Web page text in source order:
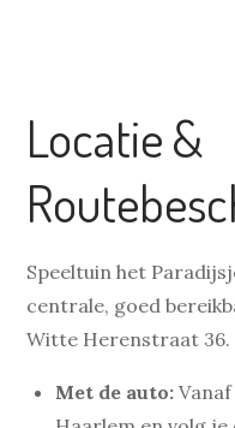
Locatie &
Speeltuin het
centrale, goed
Witte Herenstraat 36.
Met de auto: